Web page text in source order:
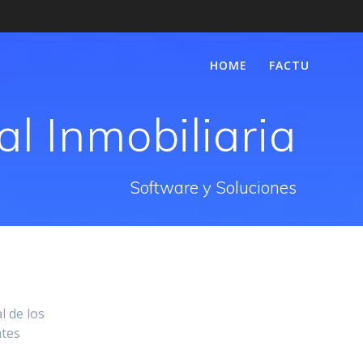
HOME FACTU
Inmobiliaria
Software y Soluciones
de los